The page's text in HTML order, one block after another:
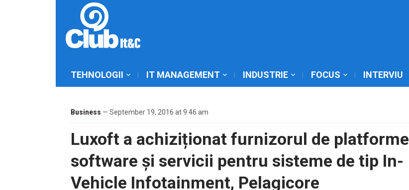
TEHNOLOGII IT MANAGEMENT INDUSTRIE FOCUS INTERVIU
Business — September 19, 2016 at 9:46 am
Luxoft a achiziționat furnizorul de platforme
software și servicii pentru sisteme de tip In-
Vehicle Infotainment, Pelagicore